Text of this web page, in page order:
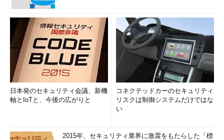
日本発のセキュリティ会議、新機
軸とIoTと、今後の広がりと
コネクテッドカーのセキュリティ
リスクは制御システムだけではな
い
2015年、セキュリティ業界に激震をもたらした「標